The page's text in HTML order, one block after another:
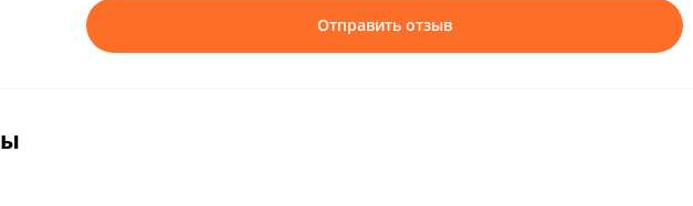
Отправить отзыв